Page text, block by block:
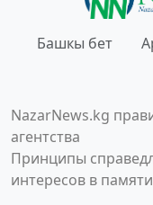
Башкы бет
NazarNews.kg
агентства
Принципы
интересов в